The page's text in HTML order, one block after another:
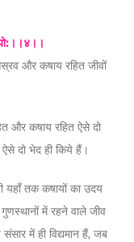
और कषाय रहित जीवों
और कषाय रहित ऐसे दो
ऐसे दो भेद ही किये हैं।
यहाँ तक कषायों का उदय
में रहने वाले जीव
में ही विद्यमान हैं, जब